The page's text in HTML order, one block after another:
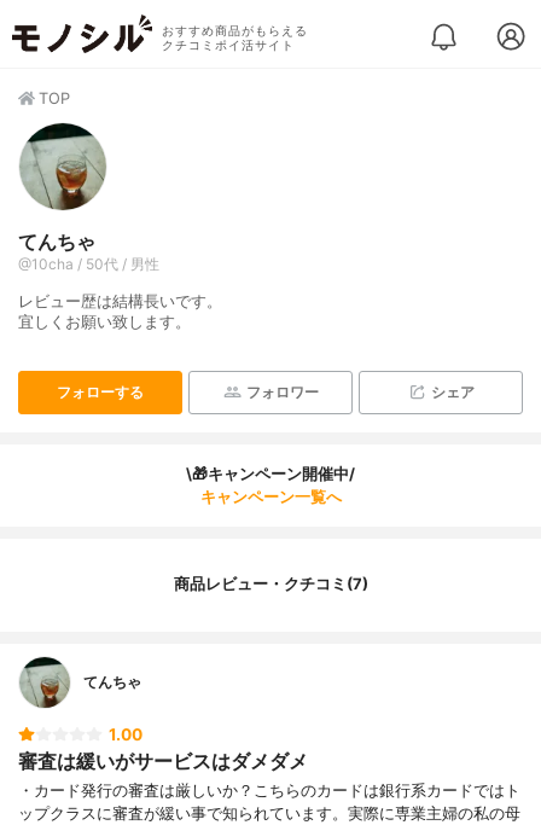
おすすめ商品がもらえる
クチコミポイ活サイト
TOP
てんちゃ
@10cha / 50代 / 男性
レビュー歴は結構長いです。
宜しくお願い致します。
フォローする フォロワー シェア
\🎁キャンペーン開催中/
キャンペーン一覧へ
商品レビュー・クチコミ(7)
てんちゃ
1.00
審査は緩いがサービスはダメダメ
・カード発行の審査は厳しいか？こちらのカードは銀行系カードではト
ップクラスに審査が緩い事で知られています。実際に専業主婦の私の母